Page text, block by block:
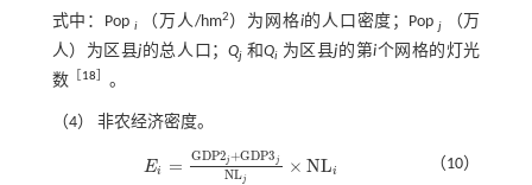
式中：Pop i（万人/hm2）为网格i的人口密度；Pop j（万
人）为区县j 的总人口；Qj 和Qi 为区县j 的第i个网格的灯光
数［ 18 。
（4） 非农经济密度。
Ei = GDP2j+GDP3 j
NLj
× NLi
Ei= GD P2j+GDP3jNLj× NL （10）